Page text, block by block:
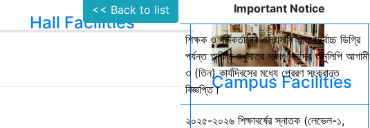
Hall Facilities
Campus Facilities
<< Back to list Important Notice
শিক্ষক ও কর্মকর্তাদের এসএসসি হতে সর্বোচ্চ ডিগ্রি
পর্যন্ত অর্জিত শুধুমাত্র সকল সনদের অনুলিপি আগামী
৩ (তিন) কার্যদিবসের মধ্যে প্রেরণ সংক্রান্ত
বিজ্ঞপ্তি।
২০২৫-২০২৬ শিক্ষাবর্ষের স্নাতক (লেভেল-১,